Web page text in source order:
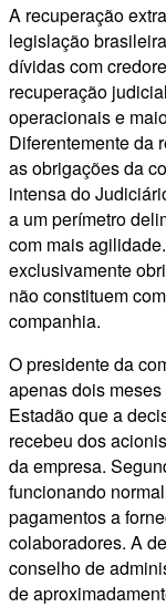
A recuperação
legislação
dívidas com
recuperação
operacionais e
Diferentemente da
as obrigações da
intensa do
a um perímetro
com mais
exclusivamente
não constituem
companhia.
O presidente da
apenas dois
Estadão que a
recebeu dos
da empresa.
funcionando
pagamentos a
colaboradores. A
conselho de
de